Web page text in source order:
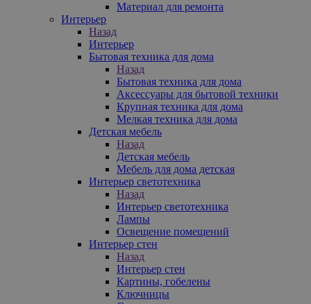
Материал для ремонта
Интерьер
Назад
Интерьер
Бытовая техника для дома
Назад
Бытовая техника для дома
Аксессуары для бытовой техники
Крупная техника для дома
Мелкая техника для дома
Детская мебель
Назад
Детская мебель
Мебель для дома детская
Интерьер светотехника
Назад
Интерьер светотехника
Лампы
Освещение помещений
Интерьер стен
Назад
Интерьер стен
Картины, гобелены
Ключницы